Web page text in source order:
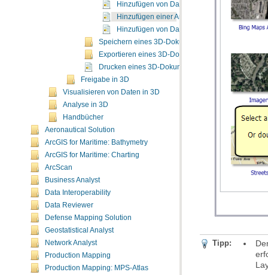
Hinzufügen von Daten aus dem Katalog
Hinzufügen einer ArcGIS Online-Grundkarte
Hinzufügen von Daten aus ArcGIS Online
Speichern eines 3D-Dokuments
Exportieren eines 3D-Dokuments
Drucken eines 3D-Dokuments
Freigabe in 3D
Visualisieren von Daten in 3D
Analyse in 3D
Handbücher
Aeronautical Solution
ArcGIS for Maritime: Bathymetry
ArcGIS for Maritime: Charting
ArcScan
Business Analyst
Data Interoperability
Data Reviewer
Defense Mapping Solution
Geostatistical Analyst
Network Analyst
Production Mapping
Production Mapping: MPS-Atlas
Tipp: